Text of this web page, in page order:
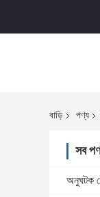
বাড়ি পণ্য
সব
অনুঘটক